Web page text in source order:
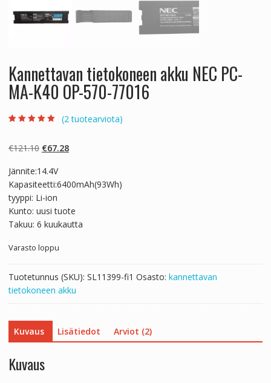
Kannettavan tietokoneen akku NEC PC-
MA-K40 OP-570-77016
asiakkaan
(2tuotearviota)
€121.10 Alkuperäinen
oli:
€121.10.
€67.28Nykyinen
€67.28.
Jännite:14.4V
Kapasiteetti:6400mAh(93Wh)
tyyppi: Li-ion
Kunto: uusi tuote
Takuu: 6 kuukautta
Varasto loppu
Tuotetunnus (SKU): SL11399-fi1 Osasto: kannettavan
tietokoneen akku
Kuvaus Lisätiedot Arviot (2)
Kuvaus